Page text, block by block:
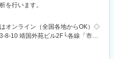
を行います。
オンライン（全国各地からOK）◇
8-10 靖国外苑ビル2F└各線「市ケ
下駅」より徒歩9分【研修終了
国各地のITプロジェクト先※勤務地